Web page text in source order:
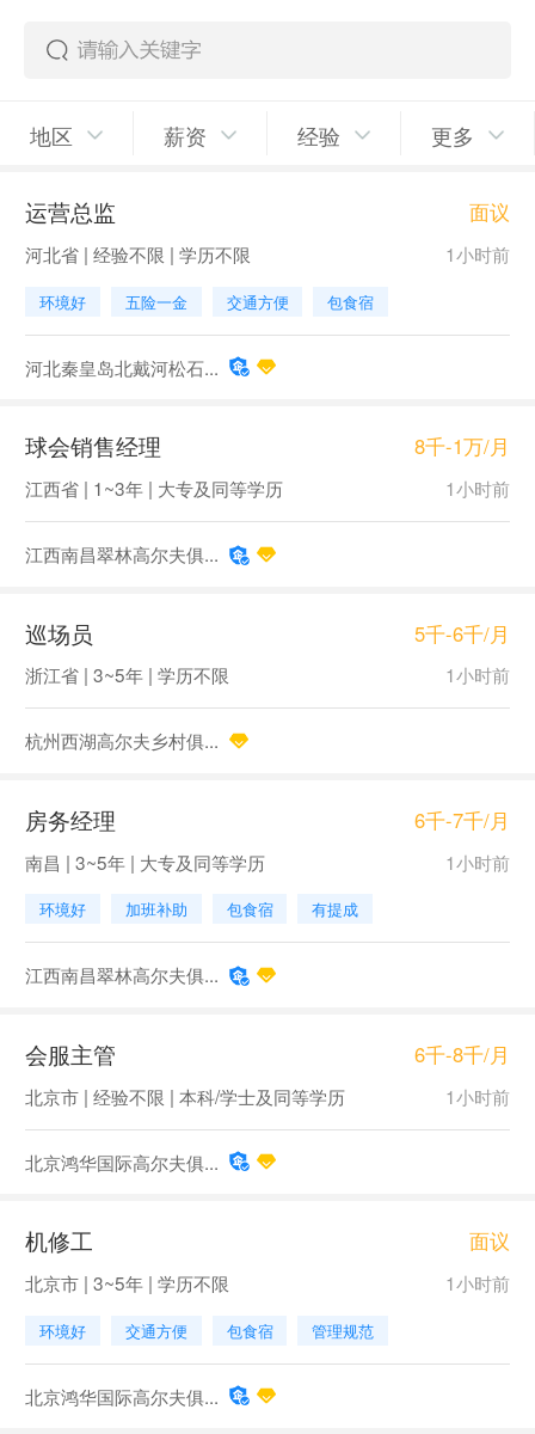
地区 薪资 经验 更多
运营总监 面议
河北省 | 经验不限 | 学历不限 1小时前
环境好 五险一金 交通方便 包食宿
河北秦皇岛北戴河松石...
球会销售经理 8千-1万/月
江西省 | 1~3年 | 大专及同等学历 1小时前
江西南昌翠林高尔夫俱...
巡场员 5千-6千/月
浙江省 | 3~5年 | 学历不限 1小时前
杭州西湖高尔夫乡村俱...
房务经理 6千-7千/月
南昌 | 3~5年 | 大专及同等学历 1小时前
环境好 加班补助 包食宿 有提成
江西南昌翠林高尔夫俱...
会服主管 6千-8千/月
北京市 | 经验不限 | 本科/学士及同等学历 1小时前
北京鸿华国际高尔夫俱...
机修工 面议
北京市 | 3~5年 | 学历不限 1小时前
环境好 交通方便 包食宿 管理规范
北京鸿华国际高尔夫俱...